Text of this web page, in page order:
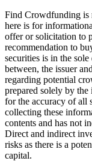
Find Crowdfunding is
here is for
offer or solicitation to
recommendation to
securities is in the
between, the issuer
regarding potential
prepared solely by the
for the accuracy of all
collecting these
contents and has not
Direct and indirect
risks as there is a
capital.